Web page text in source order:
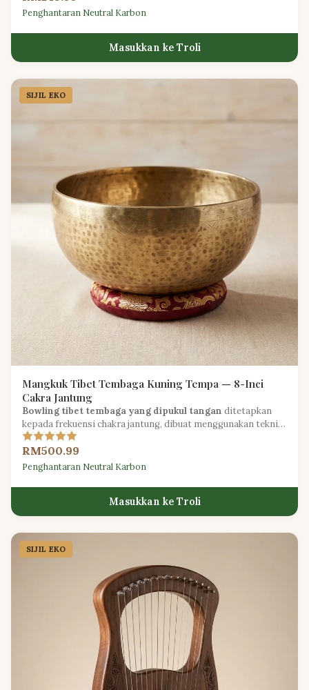
Penghantaran Neutral Karbon
Masukkan ke Troli
SIJIL EKO
Mangkuk Tibet Tembaga Kuning Tempa — 8-Inci
Cakra Jantung
Bowling tibet tembaga yang dipukul tangan ditetapkan
kepada frekuensi chakra jantung, dibuat menggunakan teknik
tradisional Himalaya.
RM500.99
Penghantaran Neutral Karbon
Masukkan ke Troli
SIJIL EKO